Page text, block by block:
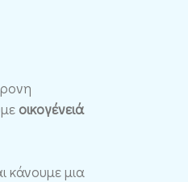
οικογένειά
κάνουμε μια